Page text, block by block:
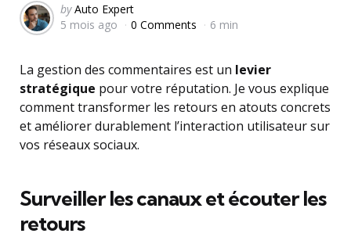
Posted
by
by Auto Expert
5 mois ago
0 Comments 6 min
La gestion des commentaires est un levier
stratégique pour votre réputation. Je vous explique
comment transformer les retours en atouts concrets
et améliorer durablement l’interaction utilisateur sur
vos réseaux sociaux.
Surveiller les canaux et écouter les
retours